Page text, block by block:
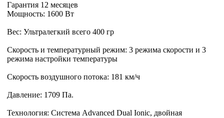
Гарантия 12 месяцев
Мощность: 1600 Вт
Вес: Ультралегкий всего 400 гр
Скорость и температурный режим: 3 режима скорости и 3
режима настройки температуры
Скорость воздушного потока: 181 км/ч
Давление: 1709 Па.
Технология: Система Advanced Dual Ionic, двойная